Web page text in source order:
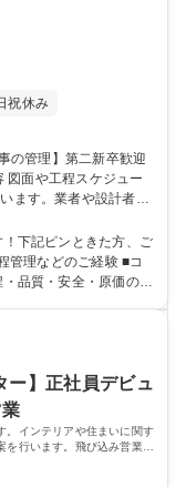
祝休み
ます。業者や設計者と
でを施工の管理をしま
場
質管理◆原価管理、見
ていただき、、夕方に
だきます。将来的な資
下記ピンときた方、ご
管理などのご経験 ■コ
を進めるだけでなく、
質の実現にこだわって
技士 二級建築士 第一種
ー】正社員デビュ
。インテリアや住まいに関す
行います。飛び込み営業は